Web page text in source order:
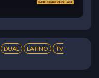
DUAL LATINO
TV